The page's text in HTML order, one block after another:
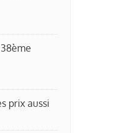
prix aussi